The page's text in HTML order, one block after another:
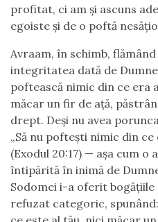
profitat, ci am și ascuns
egoiste și de o poftă
Avraam, în schimb,
integritatea dată de
poftească nimic din ce era
măcar un fir de ață,
drept. Deși nu avea
„Să nu poftești nimic din
(Exodul 20:17) — așa cum o
întipărită în inimă de
Sodomei i-a oferit bogățiile
refuzat categoric,